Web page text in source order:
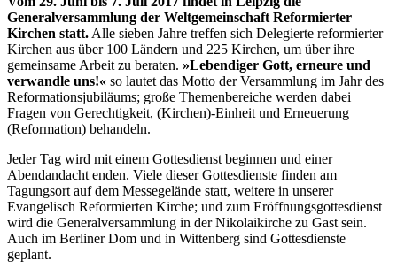
Generalversammlung der Weltgemeinschaft Reformierter
Kirchen statt.Alle sieben Jahre treffen sich Delegierte reformierter
Kirchen aus über 100 Ländern und 225 Kirchen, um über ihre
gemeinsame Arbeit zu beraten. »Lebendiger Gott, erneure und
verwandle uns!« so lautet das Motto der Versammlung im Jahr des
Reformationsjubiläums; große Themenbereiche werden dabei
Fragen von Gerechtigkeit, (Kirchen)-Einheit und Erneuerung
(Reformation) behandeln.
Jeder Tag wird mit einem Gottesdienst beginnen und einer
Abendandacht enden. Viele dieser Gottesdienste finden am
Tagungsort auf dem Messegelände statt, weitere in unserer
Evangelisch Reformierten Kirche; und zum Eröffnungsgottesdienst
wird die Generalversammlung in der Nikolaikirche zu Gast sein.
Auch im Berliner Dom und in Wittenberg sind Gottesdienste
geplant.